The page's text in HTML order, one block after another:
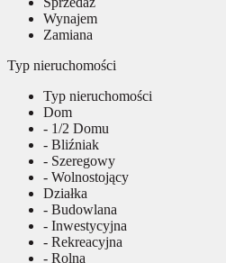
Wynajem
Zamiana
Typ nieruchomości
Typ nieruchomości
Dom
- 1/2 Domu
- Bliźniak
- Szeregowy
- Wolnostojący
Działka
- Budowlana
- Inwestycyjna
- Rekreacyjna
- Rolna